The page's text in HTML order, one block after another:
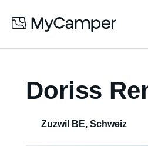
Doriss
Zuzwil BE, Schweiz